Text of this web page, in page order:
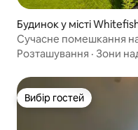
Будинок у місті
Сучасне помешкання на
Розташування · Зони
Вибір гостей
Вибір гостей